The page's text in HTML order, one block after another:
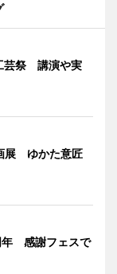
芸祭 講演や実
展 ゆかた意匠
年 感謝フェスで